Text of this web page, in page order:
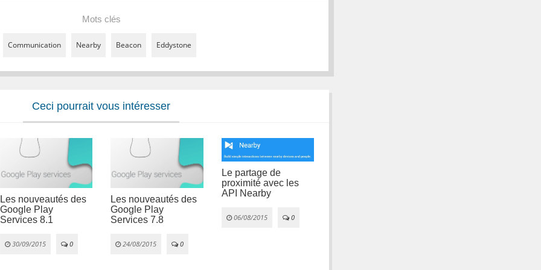
Mots clés
Communication Nearby Beacon Eddystone
Ceci pourrait vous intéresser
Les nouveautés des
Google Play
Services 8.1
30/09/2015 0
Les nouveautés des
Google Play
Services 7.8
24/08/2015 0
Le partage de
proximité avec les
API Nearby
06/08/2015 0